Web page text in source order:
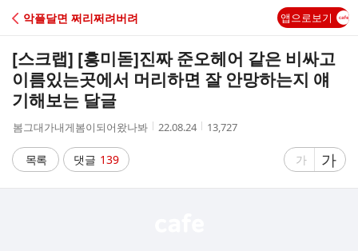
C
A
악플달면 쩌리쩌려버려 앱으로보기
[스크랩] [흥미돋]진짜 준오헤어 같은 비싸고
이름있는곳에서 머리하면 잘 안망하는지 얘
기해보는 달글
작
자
봄그대가내게봄이되어왔나봐
작
22.08.24
조
13,727
목록 댓글 139
글
가
글
자
가